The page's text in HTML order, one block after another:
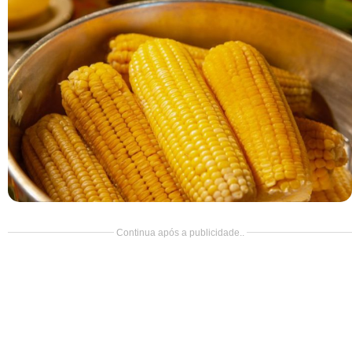
Doce
Pão
Salada
Almoço
Cocada
Continua após a publicidade..